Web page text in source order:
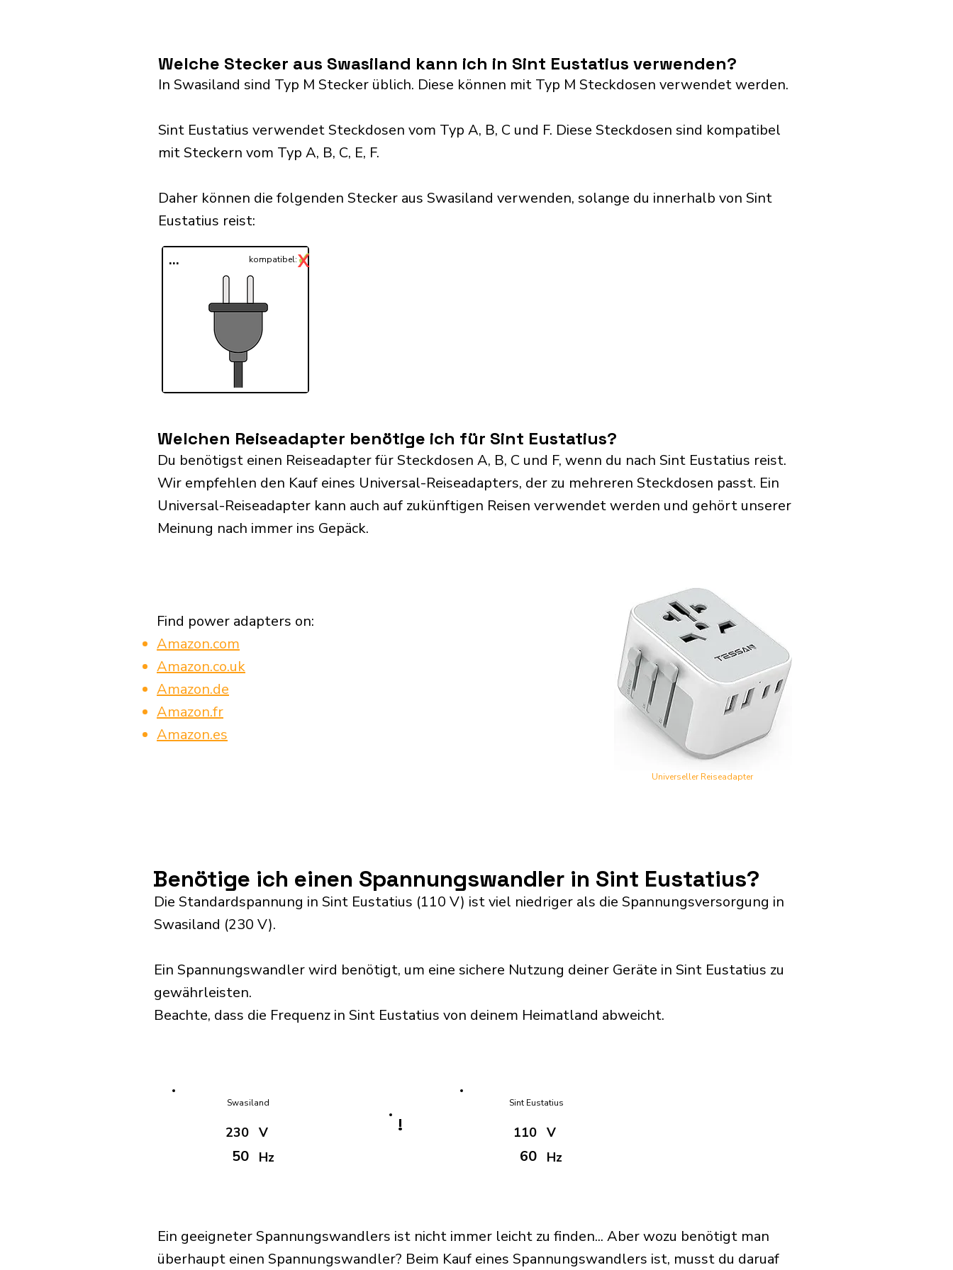
Welche Stecker aus Swasiland kann ich in Sint Eustatius verwenden?
In Swasiland sind Typ M Stecker üblich. Diese können mit Typ M Steckdosen verwendet werden.
Sint Eustatius verwendet Steckdosen vom Typ A, B, C und F. Diese Steckdosen sind kompatibel
mit Steckern vom Typ A, B, C, E, F.
Daher können die folgenden Stecker aus Swasiland verwenden, solange du innerhalb von Sint
Eustatius reist:​
... ✓
kompatibel:X
Welchen Reiseadapter benötige ich für Sint Eustatius?
Du benötigst einen Reiseadapter für Steckdosen A, B, C und F, wenn du nach Sint Eustatius reist.
Wir empfehlen den Kauf eines Universal-Reiseadapters, der zu mehreren Steckdosen passt. Ein
Universal-Reiseadapter kann auch auf zukünftigen Reisen verwendet werden und gehört unserer
Meinung nach immer ins Gepäck.
Find power adapters on:
Amazon.com
Amazon.co.uk
Amazon.de
Amazon.fr
Amazon.es
Universeller Reiseadapter
Benötige ich einen Spannungswandler in Sint Eustatius?
Die Standardspannung in Sint Eustatius (110 V) ist viel niedriger als die Spannungsversorgung in
Swasiland (230 V).
Ein Spannungswandler wird benötigt, um eine sichere Nutzung deiner Geräte in Sint Eustatius zu
gewährleisten.
Beachte, dass die Frequenz in Sint Eustatius von deinem Heimatland abweicht.
Swasiland
230
50
V
Hz
!
Sint Eustatius
110
60
V
Hz
Ein geeigneter Spannungswandlers ist nicht immer leicht zu finden... Aber wozu benötigt man
überhaupt einen Spannungswandler? Beim Kauf eines Spannungswandlers ist, musst du daruaf